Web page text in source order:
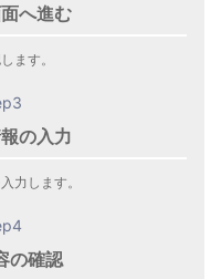
へ進む
ます。
の入力
力します。
の確認